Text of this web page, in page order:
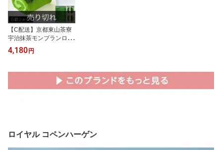
【C配送】京都東山茶寮
宇治抹茶モンブランロー
ルケーキと宇治抹茶冷や
しぜんざいの詰め合わせ
わせ 抹茶 モンブラン ロ
ールケーキ ぜんざい 京
都 老舗 ギフト プレゼン
4,180 円
ロイヤル コペンハーゲン